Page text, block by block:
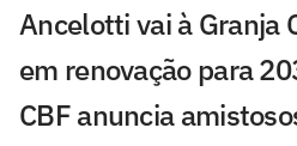
Ancelotti vai à Granja
em renovação para
CBF anuncia